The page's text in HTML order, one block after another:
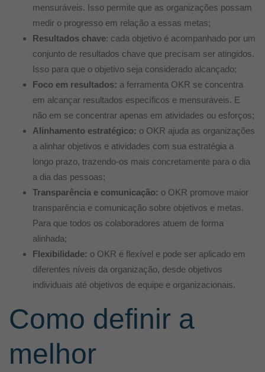
mensuráveis. Isso permite que as organizações possam
medir o progresso em relação a essas metas;
Resultados chave: cada objetivo é acompanhado por um
conjunto de resultados chave que precisam ser atingidos.
Isso para que o objetivo seja considerado alcançado;
Foco em resultados: a ferramenta OKR se concentra
em alcançar resultados específicos e mensuráveis. E
não em se concentrar apenas em atividades ou esforços;
Alinhamento estratégico: o OKR ajuda as organizações
a alinhar objetivos e atividades com sua estratégia a
longo prazo, trazendo-os mais concretamente para o dia
a dia das pessoas;
Transparência e comunicação: o OKR promove maior
transparência e comunicação sobre objetivos e metas.
Para que todos os colaboradores atuem de forma
alinhada;
Flexibilidade: o OKR é flexível e pode ser aplicado em
diferentes níveis da organização, desde objetivos
individuais até objetivos de equipe e organizacionais.
Como definir a
melhor